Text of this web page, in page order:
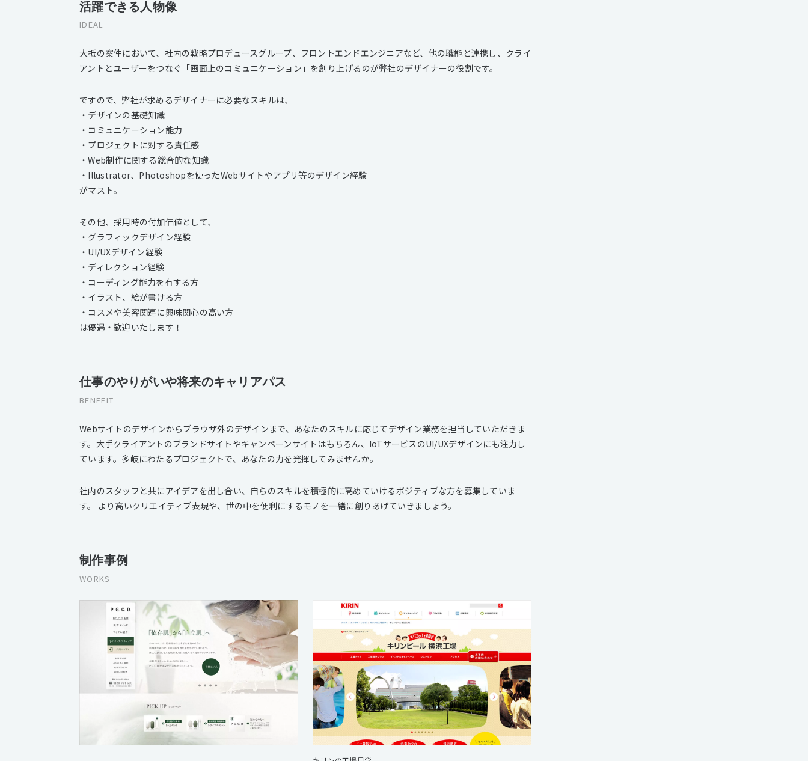
活躍できる人物像
IDEAL
大抵の案件において、社内の戦略プロデュースグループ、フロントエンドエンジニアなど、他の職能と連携し、クライ
アントとユーザーをつなぐ「画面上のコミュニケーション」を創り上げるのが弊社のデザイナーの役割です。
ですので、弊社が求めるデザイナーに必要なスキルは、
・デザインの基礎知識
・コミュニケーション能力
・プロジェクトに対する責任感
・Web制作に関する総合的な知識
・Illustrator、Photoshopを使ったWebサイトやアプリ等のデザイン経験
がマスト。
その他、採用時の付加価値として、
・グラフィックデザイン経験
・UI/UXデザイン経験
・ディレクション経験
・コーディング能力を有する方
・イラスト、絵が書ける方
・コスメや美容関連に興味関心の高い方
は優遇・歓迎いたします！
仕事のやりがいや将来のキャリアパス
BENEFIT
Webサイトのデザインからブラウザ外のデザインまで、あなたのスキルに応じてデザイン業務を担当していただきま
す。大手クライアントのブランドサイトやキャンペーンサイトはもちろん、IoTサービスのUI/UXデザインにも注力し
ています。多岐にわたるプロジェクトで、あなたの力を発揮してみませんか。
社内のスタッフと共にアイデアを出し合い、自らのスキルを積極的に高めていけるポジティブな方を募集していま
す。 より高いクリエイティブ表現や、世の中を便利にするモノを一緒に創りあげていきましょう。
制作事例
WORKS